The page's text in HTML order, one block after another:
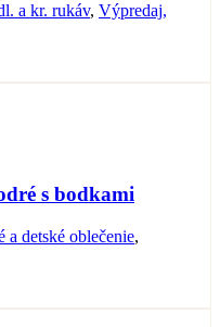
a kr. rukáv, Výpredaj,
s bodkami
a detské oblečenie,